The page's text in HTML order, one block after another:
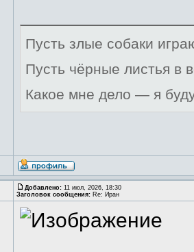
Пусть злые собаки
Пусть чёрные листья в
Какое мне дело — я
Добавлено: 11 июл, 2026, 18:30
Заголовок сообщения: Re: Иран